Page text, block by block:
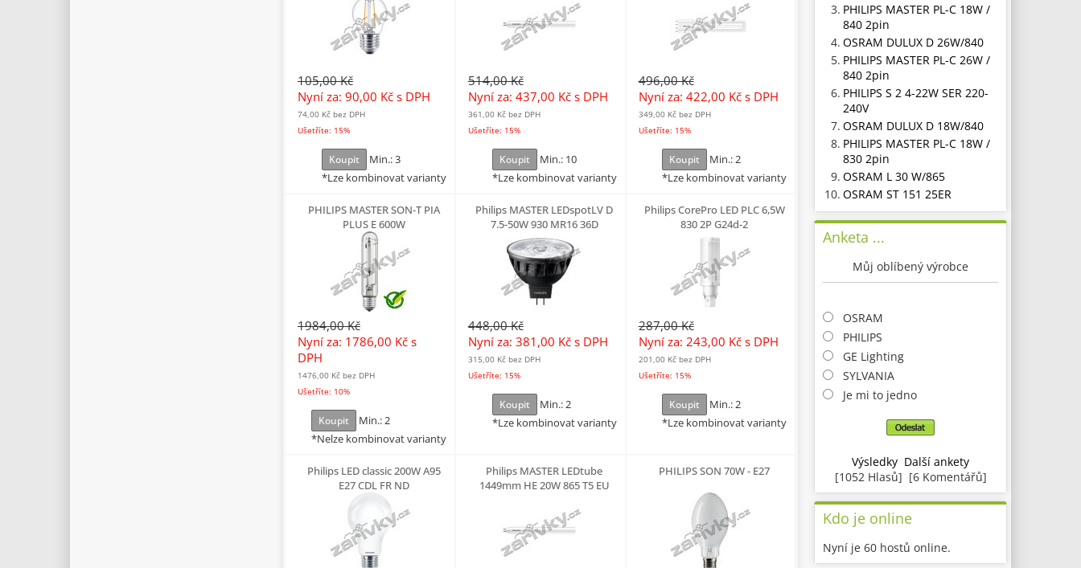
105,00 Kč
Nyní za: 90,00 Kč s DPH
74,00 Kč bez DPH
Ušetříte: 15%
Koupit
Min.: 3
*Lze kombinovat varianty
514,00 Kč
Nyní za: 437,00 Kč s DPH
361,00 Kč bez DPH
Ušetříte: 15%
Koupit
Min.: 10
*Lze kombinovat varianty
496,00 Kč
Nyní za: 422,00 Kč s DPH
349,00 Kč bez DPH
Ušetříte: 15%
Koupit
Min.: 2
*Lze kombinovat varianty
PHILIPS MASTER SON-T PIA
PLUS E 600W
1984,00 Kč
Nyní za: 1786,00 Kč s
DPH
1476,00 Kč bez DPH
Ušetříte: 10%
Koupit
Min.: 2
*Nelze kombinovat varianty
Philips MASTER LEDspotLV D
7.5-50W 930 MR16 36D
448,00 Kč
Nyní za: 381,00 Kč s DPH
315,00 Kč bez DPH
Ušetříte: 15%
Koupit
Min.: 2
*Lze kombinovat varianty
Philips CorePro LED PLC 6,5W
830 2P G24d-2
287,00 Kč
Nyní za: 243,00 Kč s DPH
201,00 Kč bez DPH
Ušetříte: 15%
Koupit
Min.: 2
*Lze kombinovat varianty
Philips LED classic 200W A95
E27 CDL FR ND
Philips MASTER LEDtube
1449mm HE 20W 865 T5 EU
PHILIPS SON 70W - E27
3. PHILIPS MASTER PL-C 18W /
840 2pin
4. OSRAM DULUX D 26W/840
5. PHILIPS MASTER PL-C 26W /
840 2pin
6. PHILIPS S 2 4-22W SER 220-
240V
7. OSRAM DULUX D 18W/840
8. PHILIPS MASTER PL-C 18W /
830 2pin
9. OSRAM L 30 W/865
10. OSRAM ST 151 25ER
Anketa ...
Můj oblíbený výrobce
OSRAM
PHILIPS
GE Lighting
SYLVANIA
Je mi to jedno
Výsledky Další ankety
[1052 Hlasů] [6 Komentářů]
Kdo je online
Nyní je 60 hostů online.